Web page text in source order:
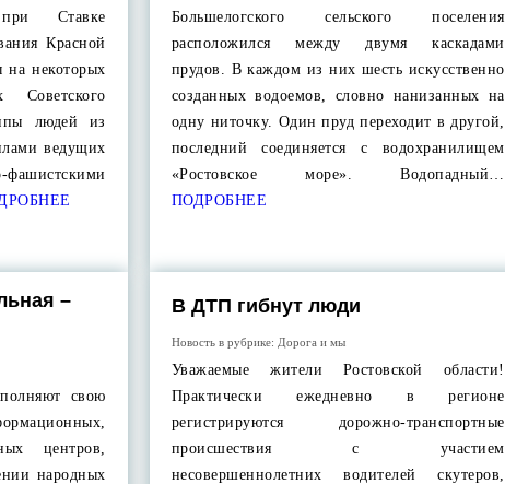
при Ставке
Красной
некоторых
Советского
людей из
ведущих
Большелогского сельского поселения
расположился между двумя каскадами
прудов. В каждом из них шесть искусственно
созданных водоемов, словно нанизанных на
одну ниточку. Один пруд переходит в другой,
последний соединяется с водохранилищем
«Ростовское море». Водопадный…
ПОДРОБНЕЕ
–
свою
центров,
народных
В ДТП гибнут люди
Новость в рубрике: Дорога и мы
Уважаемые жители Ростовской области!
Практически ежедневно в регионе
регистрируются дорожно-транспортные
происшествия с участием
несовершеннолетних водителей скутеров,